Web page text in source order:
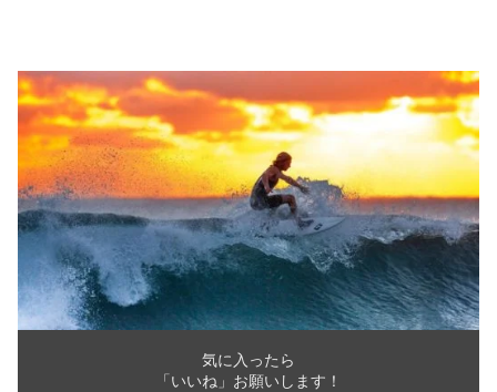
気に入ったら
「いいね」お願いします！